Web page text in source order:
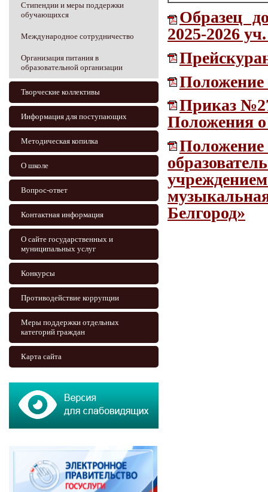
Стипендии и меры поддержки
обучающихся
Международное сотрудничество
Организация питания в
образовательной организации
Творческие коллективы
Информация для поступающих
Методическая копилка
О школе
Вопрос-ответ
Контактная информация
О сайте государственных и
муниципальных услуг
Конкурсы
Противодействие коррупции
Меры поддержки отдельных
категорий граждан
Карта сайта
Образец
2025-2026 уч.
Положение
Приказ
Положения о
Положение
Белгород»